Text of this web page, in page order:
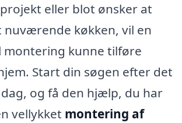
eller blot ønsker at
køkken, vil en
montering kunne tilføre
Start din søgen efter det
og få den hjælp, du har
vellykket montering af